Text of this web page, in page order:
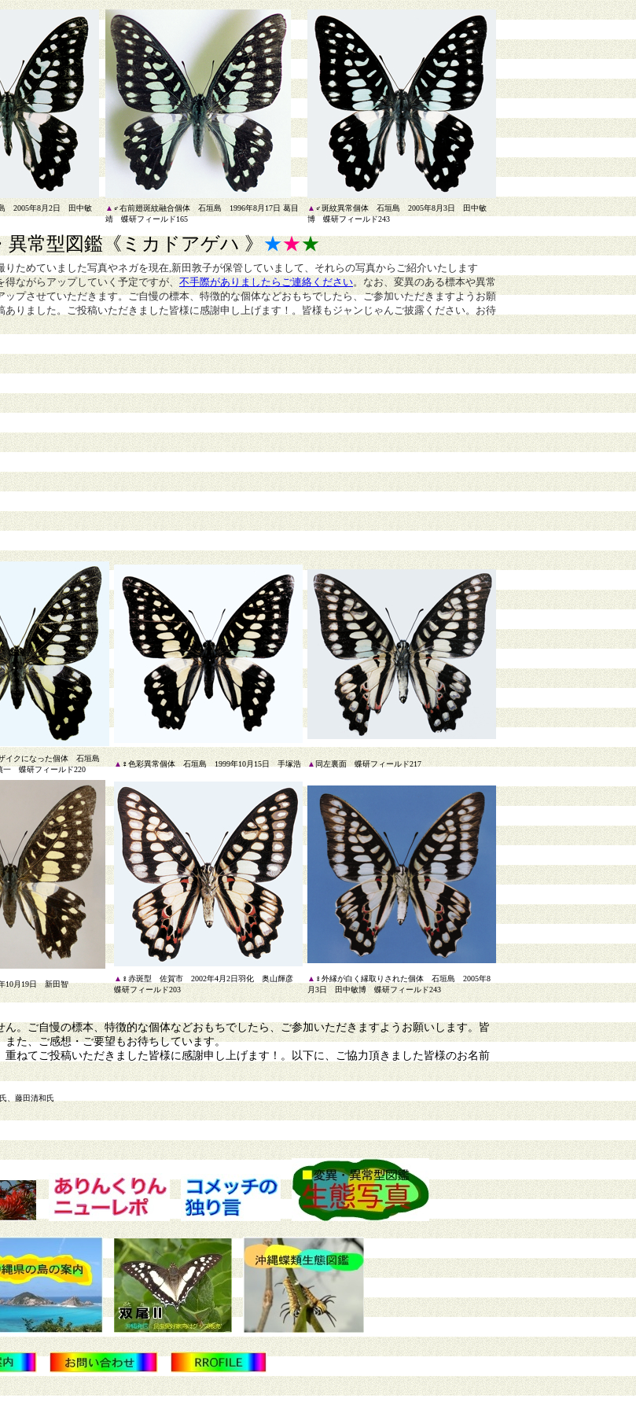
2005年8月2日 田中敏
▲ ♂右前翅斑紋融合個体 石垣島 1996年8月17日 葛目
靖 蝶研フィールド165
▲ ♂斑紋異常個体 石垣島 2005年8月3日 田中敏
博 蝶研フィールド243
異常型図鑑 《ミカドアゲハ 》★★★
ためていました写真やネガを現在,新田敦子が保管していまして、それらの写真からご紹介いたします
ながらアップしていく予定ですが、 不手際がありましたらご連絡ください。 なお、変異のある標本や異常
プさせていただきます。ご自慢の標本、特徴的な個体などおもちでしたら、ご参加いただきますようお願
りました。ご投稿いただきました皆様に感謝申し上げます！。皆様もジャンじゃんご披露ください。お待
イクになった個体 石垣島
一 蝶研フィールド220
▲ ♀色彩異常個体 石垣島 1999年10月15日 手塚浩 ▲ 同左裏面 蝶研フィールド217
月19日 新田智
▲ ♀赤斑型 佐賀市 2002年4月2日羽化 奥山輝彦
蝶研フィールド203
▲ ♀外縁が白く縁取りされた個体 石垣島 2005年8
月3日 田中敏博 蝶研フィールド243
。ご自慢の標本、特徴的な個体などおもちでしたら、ご参加いただきますようお願いします。皆
た、ご感想・ご要望もお待ちしています。
ねてご投稿いただきました皆様に感謝申し上げます！。以下に、ご協力頂きました皆様のお名前
、藤田清和氏